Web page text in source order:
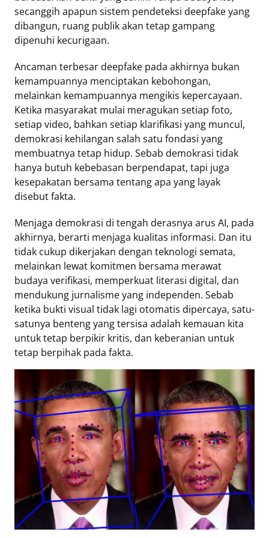
secanggih apapun sistem pendeteksi deepfake yang
dibangun, ruang publik akan tetap gampang
dipenuhi kecurigaan.
Ancaman terbesar deepfake pada akhirnya bukan
kemampuannya menciptakan kebohongan,
melainkan kemampuannya mengikis kepercayaan.
Ketika masyarakat mulai meragukan setiap foto,
setiap video, bahkan setiap klarifikasi yang muncul,
demokrasi kehilangan salah satu fondasi yang
membuatnya tetap hidup. Sebab demokrasi tidak
hanya butuh kebebasan berpendapat, tapi juga
kesepakatan bersama tentang apa yang layak
disebut fakta.
Menjaga demokrasi di tengah derasnya arus AI, pada
akhirnya, berarti menjaga kualitas informasi. Dan itu
tidak cukup dikerjakan dengan teknologi semata,
melainkan lewat komitmen bersama merawat
budaya verifikasi, memperkuat literasi digital, dan
mendukung jurnalisme yang independen. Sebab
ketika bukti visual tidak lagi otomatis dipercaya, satu-
satunya benteng yang tersisa adalah kemauan kita
untuk tetap berpikir kritis, dan keberanian untuk
tetap berpihak pada fakta.